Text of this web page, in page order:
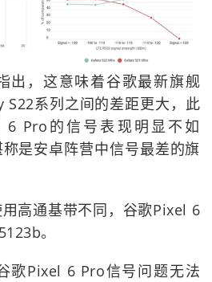
出，这意味着谷歌最新旗舰
系列之间的差距更大，此
6 Pro的信号表现明显不如
是安卓阵营中信号最差的旗
高通基带不同，谷歌Pixel 6
。
歌Pixel 6 Pro信号问题无法